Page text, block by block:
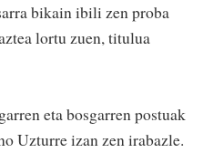
bikain ibili zen proba
lortu zuen, titulua
eta bosgarren postuak
Uzturre izan zen irabazle.